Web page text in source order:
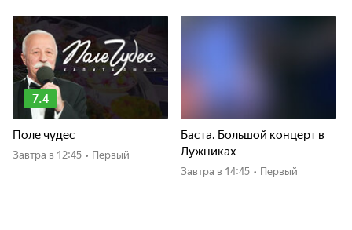
7.4
Поле чудес
Завтра в 12:45 • Первый
Баста. Большой концерт в
Лужниках
Завтра в 14:45 • Первый